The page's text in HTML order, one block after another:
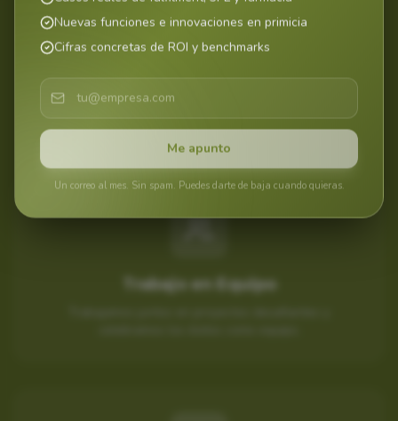
En FarmaSort, creemos en el trabajo en equipo, la
innovación y la pasión por lo que hacemos.
Trabajo en Equipo
Nuevas funciones e innovaciones en primicia
Cifras concretas de ROI y benchmarks
Me apunto
Un correo al mes. Sin spam. Puedes darte de baja cuando quieras.